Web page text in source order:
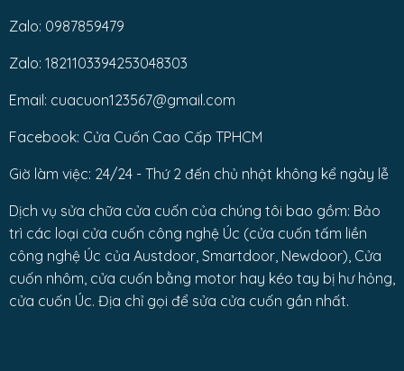
Zalo: 0987859479
Zalo: 1821103394253048303
Email: cuacuon123567@gmail.com
Facebook: Cửa Cuốn Cao Cấp TPHCM
Giờ làm việc: 24/24 - Thứ 2 đến chủ nhật không kể ngày lễ
Dịch vụ sửa chữa cửa cuốn của chúng tôi bao gồm: Bảo
trì các loại cửa cuốn công nghệ Úc (cửa cuốn tấm liền
công nghệ Úc của Austdoor, Smartdoor, Newdoor), Cửa
cuốn nhôm, cửa cuốn bằng motor hay kéo tay bị hư hỏng,
cửa cuốn Úc. Địa chỉ gọi để sửa cửa cuốn gần nhất.